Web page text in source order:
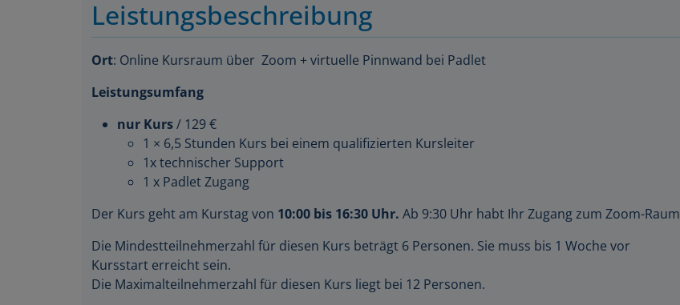
Leistungsbeschreibung
Ort: Online Kursraum über Zoom + virtuelle Pinnwand bei Padlet
Leistungsumfang
nur Kurs/ 129 €
1 × 6,5 Stunden Kurs bei einem qualifizierten Kursleiter
1x technischer Support
1 x Padlet Zugang
Der Kurs geht am Kurstag von 10:00 bis 16:30 Uhr. Ab 9:30 Uhr habt Ihr Zugang zum Zoom-Raum
Die Mindestteilnehmerzahl für diesen Kurs beträgt 6 Personen. Sie muss bis 1 Woche vor
Kursstart erreicht sein.
Die Maximalteilnehmerzahl für diesen Kurs liegt bei 12 Personen.